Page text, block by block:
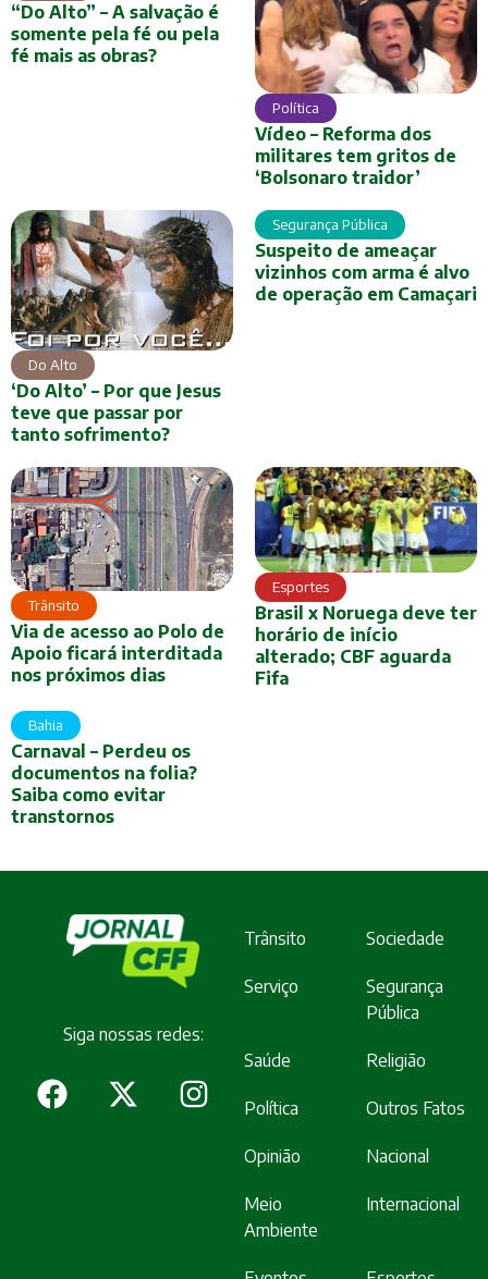
“Do Alto” – A salvação é
somente pela fé ou pela
fé mais as obras?
Política
Vídeo – Reforma dos
militares tem gritos de
‘Bolsonaro traidor’
Do Alto
‘Do Alto’ – Por que Jesus
teve que passar por
tanto sofrimento?
Segurança Pública
Suspeito de ameaçar
vizinhos com arma é alvo
de operação em Camaçari
Trânsito
Via de acesso ao Polo de
Apoio ficará interditada
nos próximos dias
Esportes
Brasil x Noruega deve ter
horário de início
alterado; CBF aguarda
Fifa
Bahia
Carnaval – Perdeu os
documentos na folia?
Saiba como evitar
transtornos
Siga nossas redes:
Trânsito Sociedade
Serviço
Segurança
Pública
Saúde Religião
Política Outros Fatos
Opinião Nacional
Meio
Ambiente
Internacional